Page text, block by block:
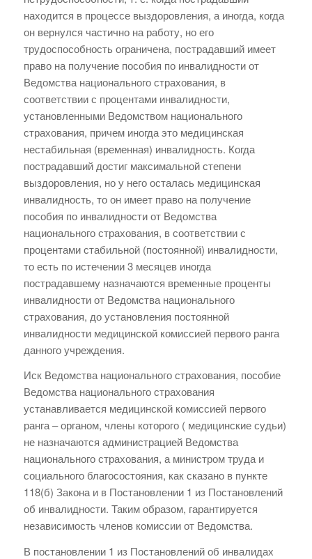
находится в процессе выздоровления, а иногда, когда
он вернулся частично на работу, но его
трудоспособность ограничена, пострадавший имеет
право на получение пособия по инвалидности от
Ведомства национального страхования, в
соответствии с процентами инвалидности,
установленными Ведомством национального
страхования, причем иногда это медицинская
нестабильная (временная) инвалидность. Когда
пострадавший достиг максимальной степени
выздоровления, но у него осталась медицинская
инвалидность, то он имеет право на получение
пособия по инвалидности от Ведомства
национального страхования, в соответствии с
процентами стабильной (постоянной) инвалидности,
то есть по истечении 3 месяцев иногда
пострадавшему назначаются временные проценты
инвалидности от Ведомства национального
страхования, до установления постоянной
инвалидности медицинской комиссией первого ранга
данного учреждения.
Иск Ведомства национального страхования, пособие
Ведомства национального страхования
устанавливается медицинской комиссией первого
ранга – органом, члены которого ( медицинские судьи)
не назначаются администрацией Ведомства
национального страхования, а министром труда и
социального благосостояния, как сказано в пункте
118(б) Закона и в Постановлении 1 из Постановлений
об инвалидности. Таким образом, гарантируется
независимость членов комиссии от Ведомства.
В постановлении 1 из Постановлений об инвалидах